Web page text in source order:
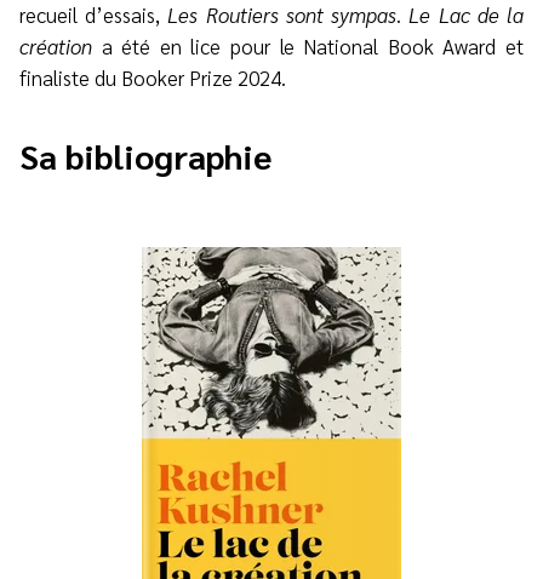
recueil d’essais, Les Routiers sont sympas. Le Lac de la
création a été en lice pour le National Book Award et
finaliste du Booker Prize 2024.
Sa bibliographie